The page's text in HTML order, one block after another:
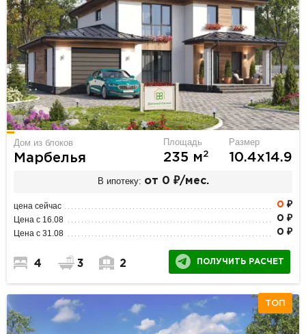
Дом из блоков
Марбелья
Площадь
235 м2
Размер
10.4х14.9
В ипотеку: от 0 ₽/мес.
цена сейчас 0 ₽
Цена с 16.08 0 ₽
Цена с 31.08 0 ₽
4 3 2 ПОЛУЧИТЬ РАСЧЕТ
ТОП